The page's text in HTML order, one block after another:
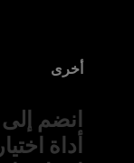
أخرى
انضم إلى
أداة